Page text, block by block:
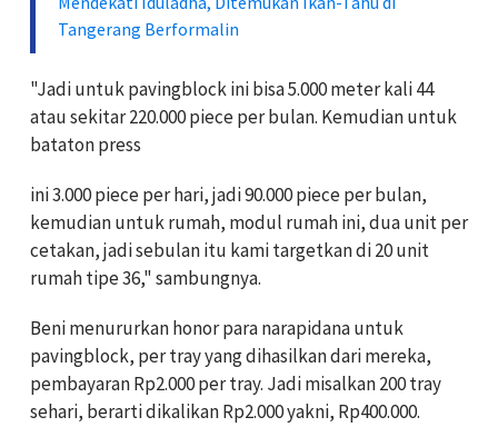
Tangerang Berformalin
"Jadi untuk pavingblock ini bisa 5.000 meter kali 44
atau sekitar 220.000 piece per bulan. Kemudian untuk
bataton press
ini 3.000 piece per hari, jadi 90.000 piece per bulan,
kemudian untuk rumah, modul rumah ini, dua unit per
cetakan, jadi sebulan itu kami targetkan di 20 unit
rumah tipe 36," sambungnya.
Beni menururkan honor para narapidana untuk
pavingblock, per tray yang dihasilkan dari mereka,
pembayaran Rp2.000 per tray. Jadi misalkan 200 tray
sehari, berarti dikalikan Rp2.000 yakni, Rp400.000.